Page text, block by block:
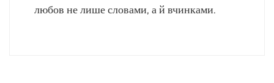
любов не лише словами, а й вчинками.